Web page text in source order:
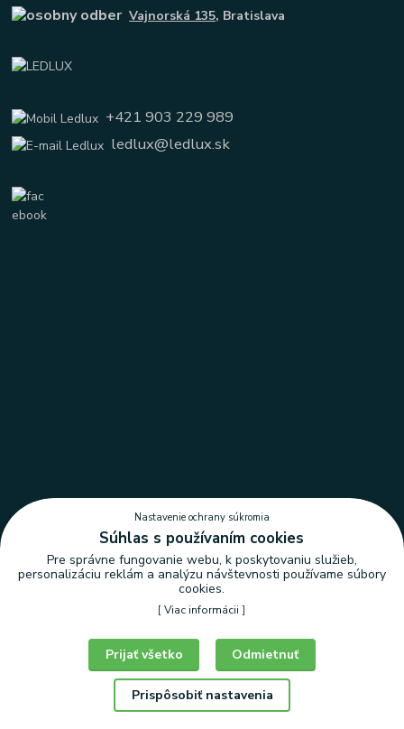
Vajnorská 135, Bratislava
+421 903 229 989
ledlux@ledlux.sk
Nastavenie ochrany súkromia
Nastavenie ochrany súkromia
Súhlas s používaním cookies
Pre správne fungovanie webu, k poskytovaniu služieb,
personalizáciu reklám a analýzu návštevnosti používame súbory
cookies.
[Viac informácii ]
Odmietnuť
Prispôsobiť nastavenia
Prijať všetko